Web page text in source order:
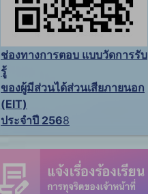
ช่องทางการตอบ แบบวัดการรับ
รู้
ของผู้มีส่วนได้ส่วนเสียภายนอก
(EIT)
ประจำปี 2568